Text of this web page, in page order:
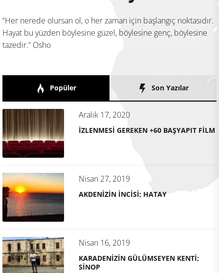
“Her nerede olursan ol, o her zaman için başlangıç noktasıdır.
Hayat bu yüzden böylesine güzel, böylesine genç, böylesine
tazedir.” Osho
Popüler Son Yazılar
Aralık 17, 2020
İZLENMESİ GEREKEN +60 BAŞYAPIT FİLM
Nisan 27, 2019
AKDENİZİN İNCİSİ; HATAY
Nisan 16, 2019
KARADENİZİN GÜLÜMSEYEN KENTİ;
SİNOP